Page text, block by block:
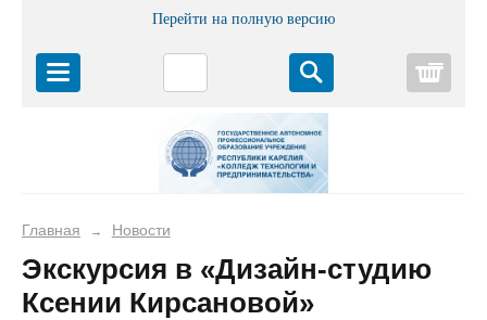
Перейти на полную версию
Главная → Новости
Экскурсия в «Дизайн-студию
Ксении Кирсановой»